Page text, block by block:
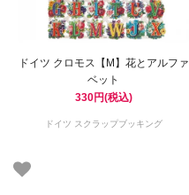
ドイツ クロモス【M】花とアルファ
ベット
330円(税込)
ドイツ スクラップブッキング